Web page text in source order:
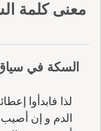
معنى كلمة
السكة في
لذا فابدأوا
الدم و إن